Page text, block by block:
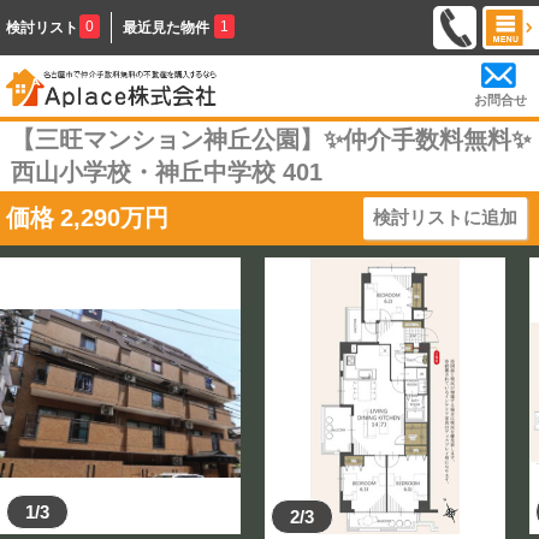
検討リスト 0 最近見た物件 1
お問合せ
【三旺マンション神丘公園】✨️仲介手数料無料✨️
西山小学校・神丘中学校 401
価格 2,290万円 検討リストに追加
1/3 2/3